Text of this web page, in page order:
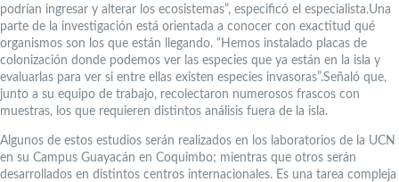
podrían ingresar y alterar los ecosistemas”, especificó el especialista.Una
parte de la investigación está orientada a conocer con exactitud qué
organismos son los que están llegando. “Hemos instalado placas de
colonización donde podemos ver las especies que ya están en la isla y
evaluarlas para ver si entre ellas existen especies invasoras”.Señaló que,
junto a su equipo de trabajo, recolectaron numerosos frascos con
muestras, los que requieren distintos análisis fuera de la isla.
Algunos de estos estudios serán realizados en los laboratorios de la UCN
en su Campus Guayacán en Coquimbo; mientras que otros serán
desarrollados en distintos centros internacionales. Es una tarea compleja